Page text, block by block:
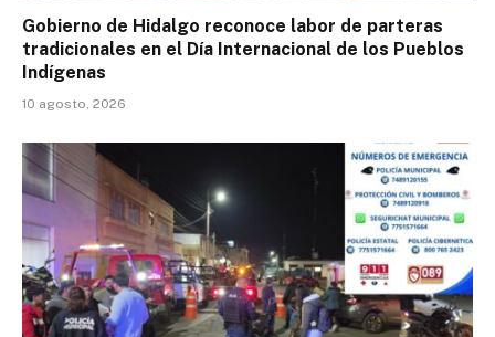
Gobierno de Hidalgo reconoce labor de parteras
tradicionales en el Día Internacional de los Pueblos
Indígenas
10 agosto, 2026